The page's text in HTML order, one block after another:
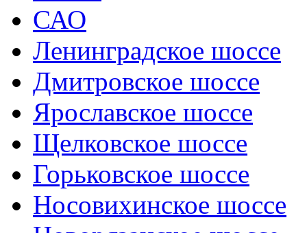
САО
Ленинградское шоссе
Дмитровское шоссе
Ярославское шоссе
Щелковское шоссе
Горьковское шоссе
Носовихинское шоссе